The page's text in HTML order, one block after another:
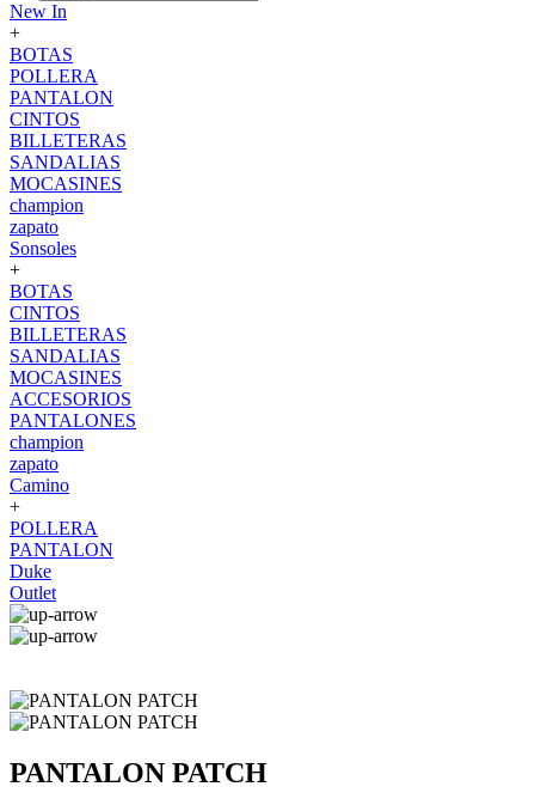
New In
+
BOTAS
POLLERA
PANTALON
CINTOS
BILLETERAS
SANDALIAS
MOCASINES
champion
zapato
Sonsoles
+
BOTAS
CINTOS
BILLETERAS
SANDALIAS
MOCASINES
ACCESORIOS
PANTALONES
champion
zapato
Camino
+
POLLERA
PANTALON
Duke
Outlet
PANTALON PATCH